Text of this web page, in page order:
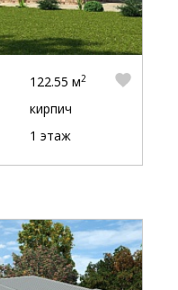
122.55 м2
кирпич
1 этаж